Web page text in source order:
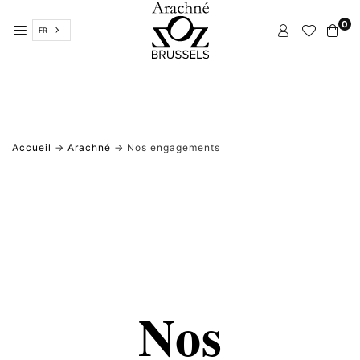
FR
0
Accueil → Arachné → Nos engagements
Nos